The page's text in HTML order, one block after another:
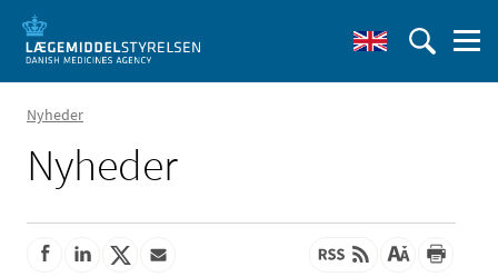
Nyheder
Nyheder